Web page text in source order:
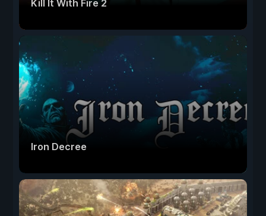
Kill It With Fire 2
Iron Decree